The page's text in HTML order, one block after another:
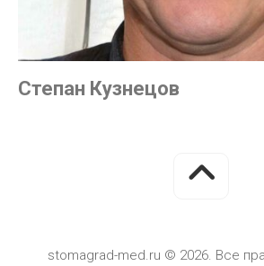
Степан Кузнецов
stomagrad-med.ru © 2026. Все